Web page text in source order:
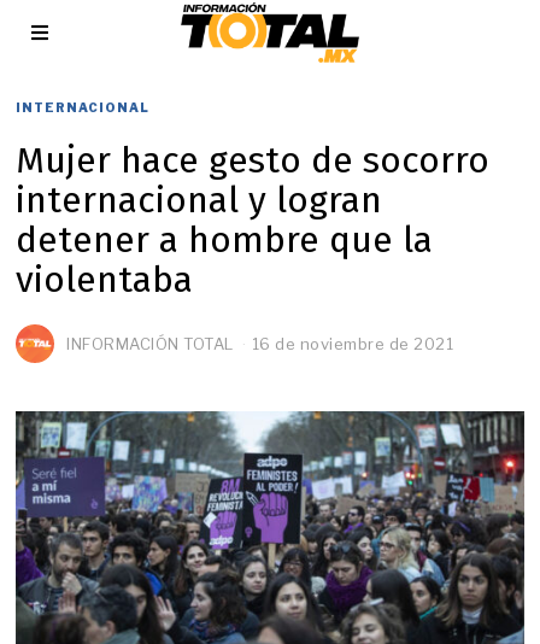
INTERNACIONAL
Mujer hace gesto de socorro
internacional y logran
detener a hombre que la
violentaba
INFORMACIÓN TOTAL 16 de noviembre de 2021